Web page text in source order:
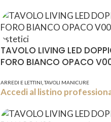
TAVOLO LIVING LED
FORO BIANCO OPACO
ARREDI E LETTINI TAVOLI MANICURE
Accedi al listino